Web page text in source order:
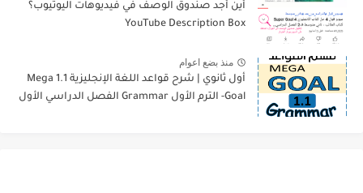
أين أجد صندوق الوصف في فيديوهات اليوتيوب؟
YouTube Description Box
منذ بضع اعوام
أول ثانوي | شرح قواعد اللغة الإنجليزية 1.1 Mega
Goal- الترم الأول Grammar الفصل الدراسي الأول